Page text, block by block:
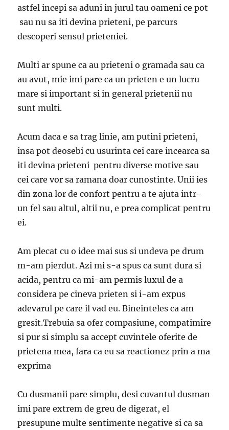
astfel incepi sa aduni in jurul tau oameni ce pot
sau nu sa iti devina prieteni, pe parcurs
descoperi sensul prieteniei.
Multi ar spune ca au prieteni o gramada sau ca
au avut, mie imi pare ca un prieten e un lucru
mare si important si in general prietenii nu
sunt multi.
Acum daca e sa trag linie, am putini prieteni,
insa pot deosebi cu usurinta cei care incearca sa
iti devina prieteni pentru diverse motive sau
cei care vor sa ramana doar cunostinte. Unii ies
din zona lor de confort pentru a te ajuta intr-
un fel sau altul, altii nu, e prea complicat pentru
ei.
Am plecat cu o idee mai sus si undeva pe drum
m-am pierdut. Azi mi s-a spus ca sunt dura si
acida, pentru ca mi-am permis luxul de a
considera pe cineva prieten si i-am expus
adevarul pe care il vad eu. Bineinteles ca am
gresit.Trebuia sa ofer compasiune, compatimire
si pur si simplu sa accept cuvintele oferite de
prietena mea, fara ca eu sa reactionez prin a ma
exprima
Cu dusmanii pare simplu, desi cuvantul dusman
imi pare extrem de greu de digerat, el
presupune multe sentimente negative si ca sa